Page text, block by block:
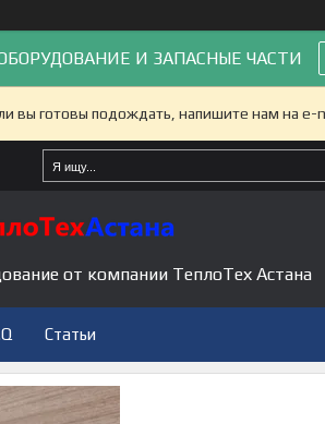
И ЗАПАСНЫЕ ЧАСТИ
вы готовы подождать, напишите нам на
от компании ТеплоТех Астана
Статьи